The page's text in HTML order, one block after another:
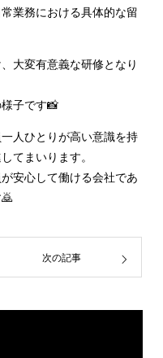
業務における具体的な留
大変有意義な研修となり
子です📸
人ひとりが高い意識を持
てまいります。
安心して働ける会社であ
次の記事